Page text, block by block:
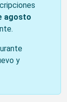
agosto
y